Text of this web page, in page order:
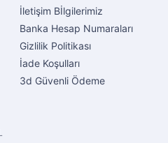
İletişim Bİlgilerimiz
Banka Hesap Numaraları
Gizlilik Politikası
İade Koşulları
3d Güvenli Ödeme